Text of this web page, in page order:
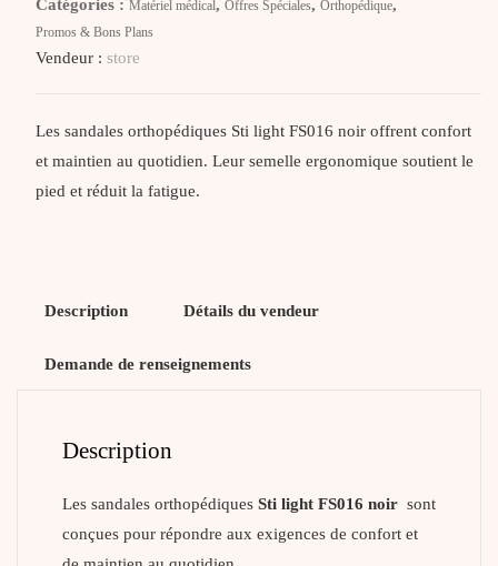
Catégories : Matériel médical, Offres Spéciales, Orthopédique,
Promos & Bons Plans
Vendeur : store
Les sandales orthopédiques Sti light FS016 noir offrent confort
et maintien au quotidien. Leur semelle ergonomique soutient le
pied et réduit la fatigue.
Description Détails du vendeur
Demande de renseignements
Description
Les sandales orthopédiques Sti light FS016 noir sont
conçues pour répondre aux exigences de confort et